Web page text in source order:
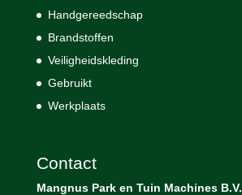
Handgereedschap
Brandstoffen
Veiligheidskleding
Gebruikt
Werkplaats
Contact
Mangnus Park en Tuin Machines B.V.